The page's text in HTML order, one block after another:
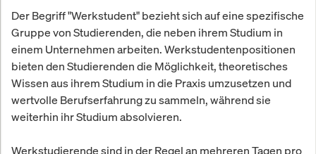
Der Begriff "Werkstudent" bezieht sich auf eine spezifische
Gruppe von Studierenden, die neben ihrem Studium in
einem Unternehmen arbeiten. Werkstudentenpositionen
bieten den Studierenden die Möglichkeit, theoretisches
Wissen aus ihrem Studium in die Praxis umzusetzen und
wertvolle Berufserfahrung zu sammeln, während sie
weiterhin ihr Studium absolvieren.
Werkstudierende sind in der Regel an mehreren Tagen pro